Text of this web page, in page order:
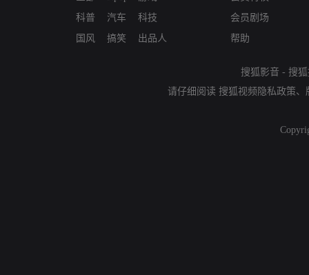
科普
国风
汽车
搞笑
科技
出品人
会员剧场
帮助
搜狐影音 - 搜
请仔细阅读 搜狐视频隐私政策、